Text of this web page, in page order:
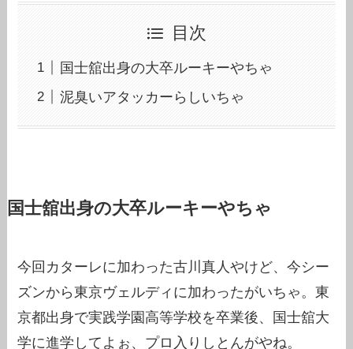
目次
国士舘出身の大卒ルーキーやちゃ
泥臭いアタッカーらしいちゃ
国士舘出身の大卒ルーキーやちゃ
今回カターレに加わった古川真人やけど、今シー
ズンから東京ヴェルディに加わったがいちゃ。東
京都出身で実践学園高等学校を卒業後、国士舘大
学に進学してよぉ、プロ入りしとんがやね。